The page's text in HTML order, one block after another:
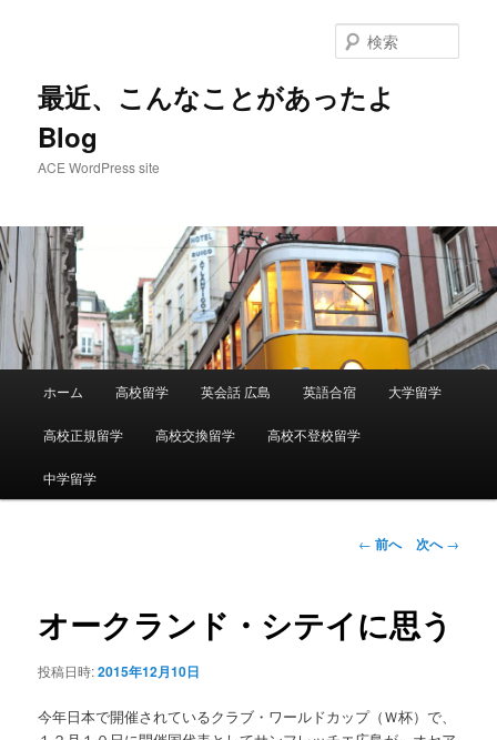
移
動
最近、こんなことがあったよ
Blog
ACE WordPress site
索
ュ
ホーム 高校留学 英会話 広島 英語合宿 大学留学
高校正規留学 高校交換留学 高校不登校留学
中学留学
投
ビ
ゲ
ン
← 前へ 次へ→
オークランド・シテイに思う
投稿日時:2015年12月10日
今年日本で開催されているクラブ・ワールドカップ（Ｗ杯）で、